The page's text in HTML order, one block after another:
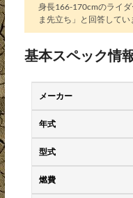
身長166-170cmのライ
ま先立ち」と回答してい
基本スペック情
メーカー
年式
型式
燃費